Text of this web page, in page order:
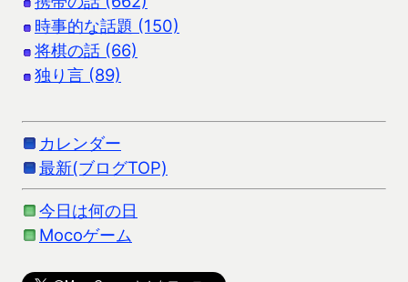
時事的な話題 (150)
将棋の話 (66)
独り言 (89)
カレンダー
最新(ブログTOP)
今日は何の日
Mocoゲーム